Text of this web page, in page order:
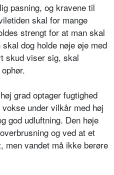
pasning, og kravene til
skal for mange
strengt for at man skal
dog holde nøje øje med
skud viser sig, skal
grad optager fugtighed
under vilkår med høj
god udluftning. Den høje
og ved at et
men vandet må ikke berøre